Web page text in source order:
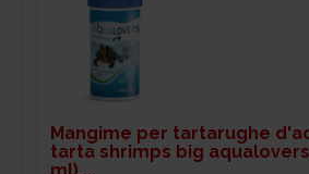
Mangime per tartarughe
tarta shrimps big aqualovers